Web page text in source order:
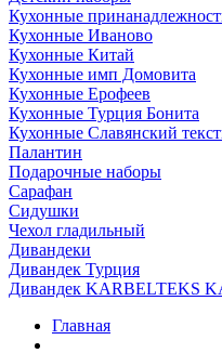
Кухонные
Кухонные Иваново
Кухонные Китай
Кухонные имп Домовита
Кухонные Ерофеев
Кухонные Турция Бонита
Кухонные Славянский
Палантин
Подарочные наборы
Сарафан
Сидушки
Чехол гладильный
Дивандеки
Дивандек Турция
Дивандек KARBELTEKS
Главная